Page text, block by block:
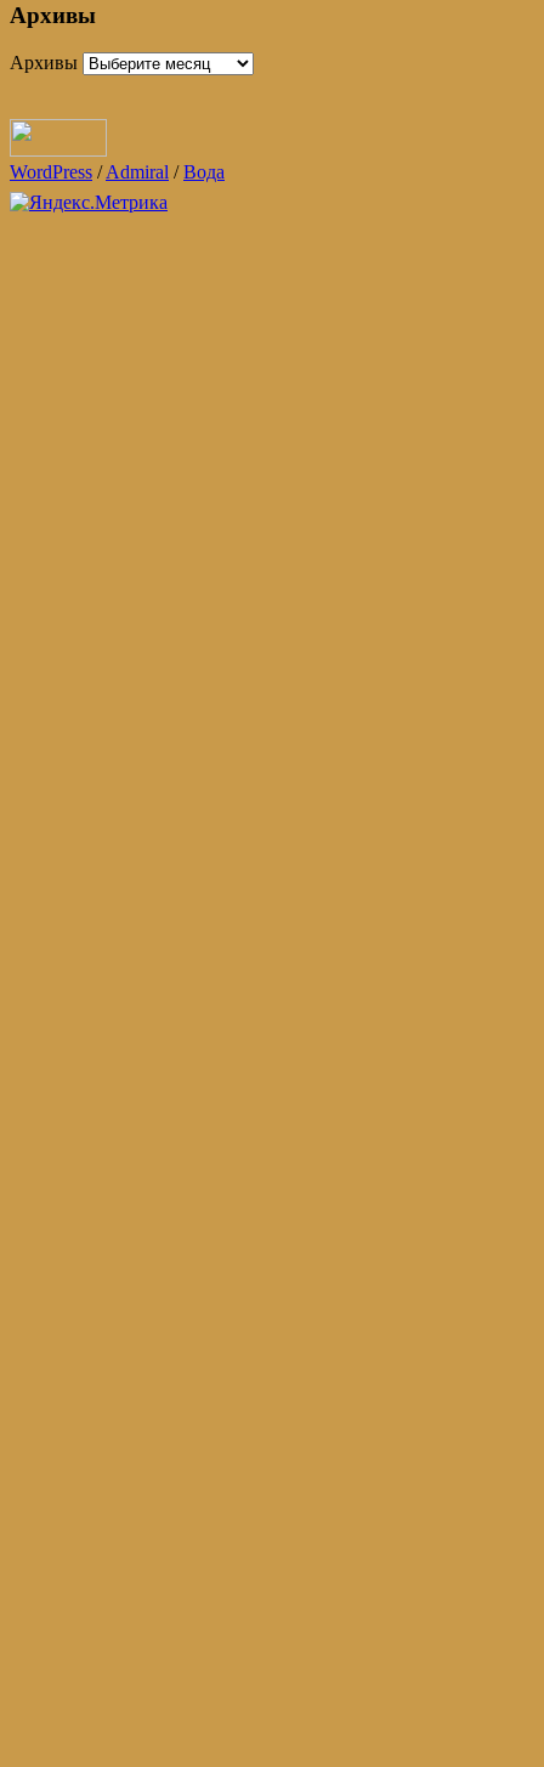
Архивы
Архивы
WordPress /Admiral /Вода